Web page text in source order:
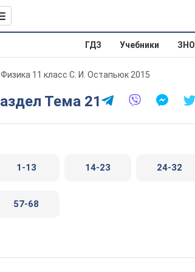
ГДЗ Учебники ЗНО
Физика 11 класс С. И. Остапьюк 2015
Раздел Тема 21
1-13 14-23 24-32
57-68